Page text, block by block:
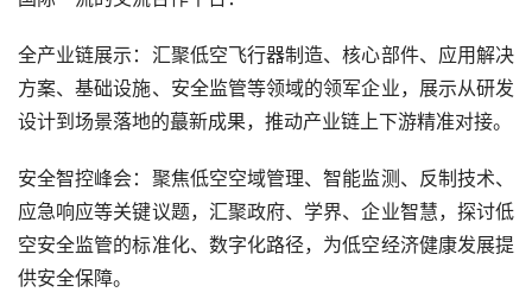
全产业链展示：汇聚低空飞行器制造、核心部件、应用解决
方案、基础设施、安全监管等领域的领军企业，展示从研发
设计到场景落地的蕞新成果，推动产业链上下游精准对接。
安全智控峰会：聚焦低空空域管理、智能监测、反制技术、
应急响应等关键议题，汇聚政府、学界、企业智慧，探讨低
空安全监管的标准化、数字化路径，为低空经济健康发展提
供安全保障。